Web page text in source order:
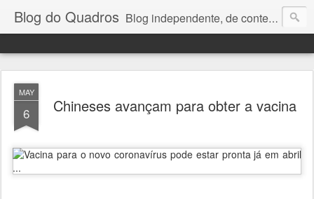
Blog do Quadros Blog independente, de conteúdo noticioso, com foco em economia, negócios, política e atualidades. e-mail do editor: chquadros2@gmail.com
MAY
6 Chineses avançam para obter a vacina